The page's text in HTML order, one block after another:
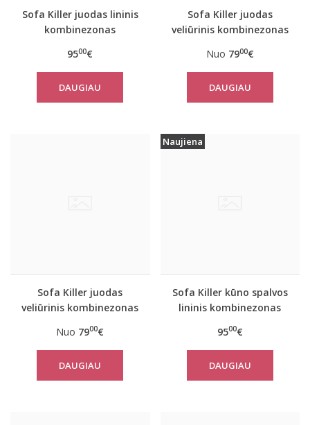
Sofa Killer juodas lininis
kombinezonas
9500€
DAUGIAU
Sofa Killer juodas
veliūrinis kombinezonas
Nuo 7900€
DAUGIAU
Sofa Killer juodas
veliūrinis kombinezonas
Nuo 7900€
DAUGIAU
Naujiena
Sofa Killer kūno spalvos
lininis kombinezonas
9500€
DAUGIAU